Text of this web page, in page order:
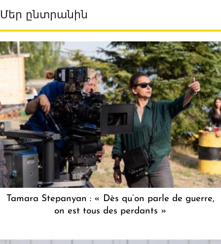
Մեր ընտրանին
Tamara Stepanyan : « Dès qu’on parle de guerre,
on est tous des perdants »